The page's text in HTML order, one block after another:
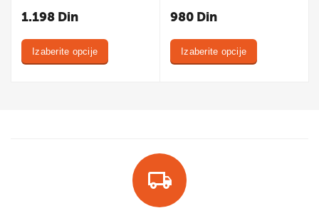
1.198 Din
Izaberite opcije
980 Din
Izaberite opcije